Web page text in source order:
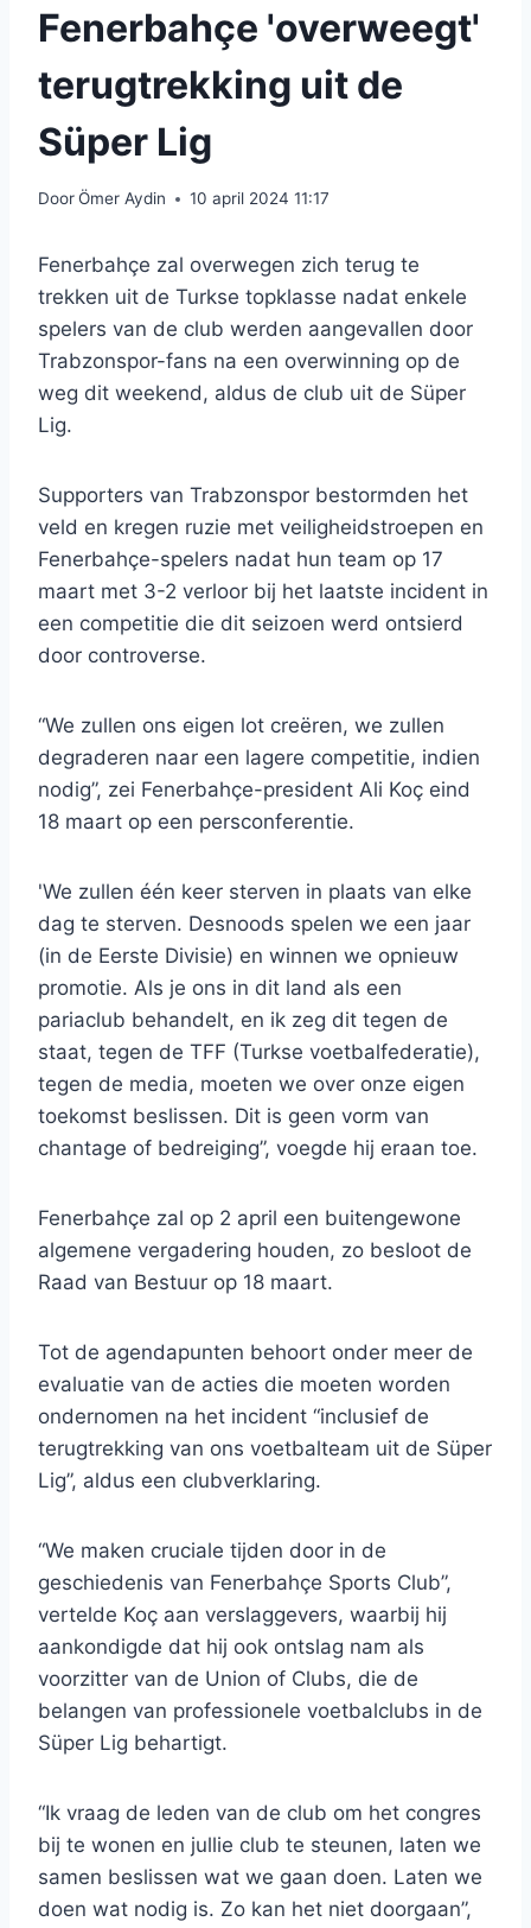
Fenerbahçe 'overweegt'
terugtrekking uit de
Süper Lig
DoorÖmer Aydin 10 april 2024 11:17
Fenerbahçe zal overwegen zich terug te
trekken uit de Turkse topklasse nadat enkele
spelers van de club werden aangevallen door
Trabzonspor-fans na een overwinning op de
weg dit weekend, aldus de club uit de Süper
Lig.
Supporters van Trabzonspor bestormden het
veld en kregen ruzie met veiligheidstroepen en
Fenerbahçe-spelers nadat hun team op 17
maart met 3-2 verloor bij het laatste incident in
een competitie die dit seizoen werd ontsierd
door controverse.
“We zullen ons eigen lot creëren, we zullen
degraderen naar een lagere competitie, indien
nodig”, zei Fenerbahçe-president Ali Koç eind
18 maart op een persconferentie.
'We zullen één keer sterven in plaats van elke
dag te sterven. Desnoods spelen we een jaar
(in de Eerste Divisie) en winnen we opnieuw
promotie. Als je ons in dit land als een
pariaclub behandelt, en ik zeg dit tegen de
staat, tegen de TFF (Turkse voetbalfederatie),
tegen de media, moeten we over onze eigen
toekomst beslissen. Dit is geen vorm van
chantage of bedreiging”, voegde hij eraan toe.
Fenerbahçe zal op 2 april een buitengewone
algemene vergadering houden, zo besloot de
Raad van Bestuur op 18 maart.
Tot de agendapunten behoort onder meer de
evaluatie van de acties die moeten worden
ondernomen na het incident “inclusief de
terugtrekking van ons voetbalteam uit de Süper
Lig”, aldus een clubverklaring.
“We maken cruciale tijden door in de
geschiedenis van Fenerbahçe Sports Club”,
vertelde Koç aan verslaggevers, waarbij hij
aankondigde dat hij ook ontslag nam als
voorzitter van de Union of Clubs, die de
belangen van professionele voetbalclubs in de
Süper Lig behartigt.
“Ik vraag de leden van de club om het congres
bij te wonen en jullie club te steunen, laten we
samen beslissen wat we gaan doen. Laten we
doen wat nodig is. Zo kan het niet doorgaan”,